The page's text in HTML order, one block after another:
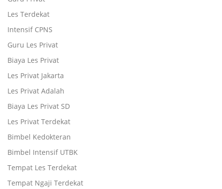
Les Terdekat
Intensif CPNS
Guru Les Privat
Biaya Les Privat
Les Privat Jakarta
Les Privat Adalah
Biaya Les Privat SD
Les Privat Terdekat
Bimbel Kedokteran
Bimbel Intensif UTBK
Tempat Les Terdekat
Tempat Ngaji Terdekat